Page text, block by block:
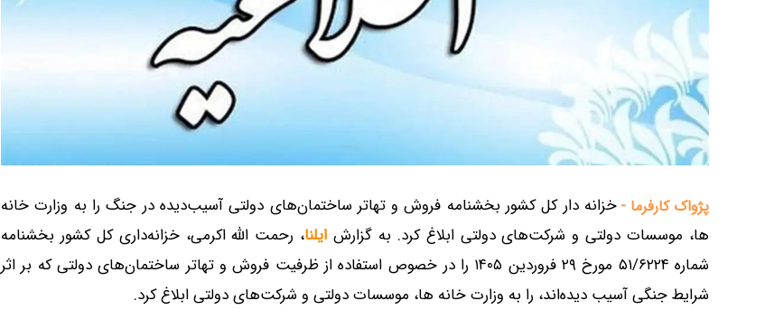
پژواک کارفرما - خزانه دار کل کشور بخشنامه فروش و تهاتر ساختمان‌های دولتی آسیب‌دیده در جنگ را به وزارت خانه
ها، موسسات دولتی و شرکت‌های دولتی ابلاغ کرد. به گزارش ایلنا، رحمت الله اکرمی، خزانه‌داری کل کشور بخشنامه
شماره ۵۱/۶۲۲۴ مورخ ۲۹ فروردین ۱۴۰۵ را در خصوص استفاده از ظرفیت فروش و تهاتر ساختمان‌های دولتی که بر اثر
شرایط جنگی آسیب دیده‌اند، را به وزارت خانه ها، موسسات دولتی و شرکت‌های دولتی ابلاغ کرد.